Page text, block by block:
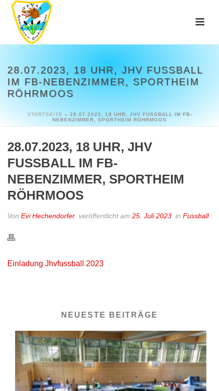
28.07.2023, 18 UHR, JHV FUSSBALL I
M FB-NEBENZIMMER, SPORTHEIM R
ÖHRMOOS
STARTSEITE » 28.07.2023, 18 UHR, JHV FUSSBALL IM FB-N
EBENZIMMER, SPORTHEIM RÖHRMOOS
28.07.2023, 18 UHR, JHV
FUSSBALL IM FB-N
EBENZIMMER, SPORTHEIM R
ÖHRMOOS
Von Evi Hechendorfer veröffentlicht am 25. Juli 2023 in Fussball
Einladung Jhvfussball 2023
NEUESTE BEITRÄGE